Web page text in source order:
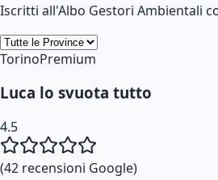
Iscritti all'Albo Gestori Ambientali
TorinoPremium
Luca lo svuota tutto
4.5
(42 recensioni Google)